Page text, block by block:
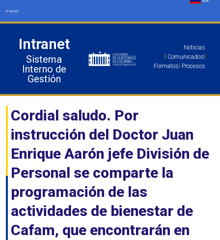
Intranet
Sistema
Interno de
Gestión
Noticias
Comunicados
Formatos Procesos
Cordial saludo. Por
instrucción del Doctor Juan
Enrique Aarón jefe División de
Personal se comparte la
programación de las
actividades de bienestar de
Cafam, que encontrarán en